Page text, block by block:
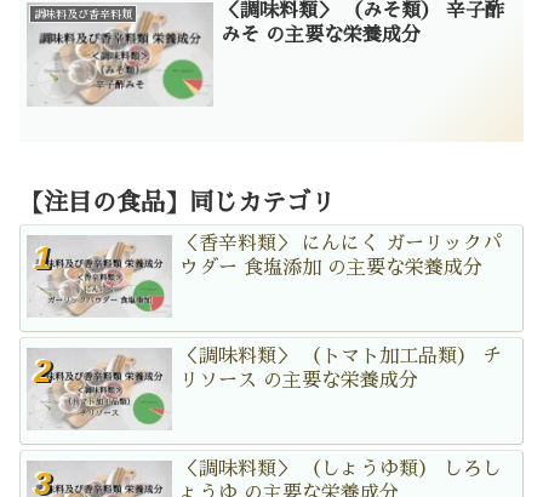
調味料及び香辛料類
＜調味料類＞ （みそ類） 辛子酢
みそ の主要な栄養成分
【注目の食品】同じカテゴリ
＜香辛料類＞ にんにく ガーリックパ
ウダー 食塩添加 の主要な栄養成分
＜調味料類＞ （トマト加工品類） チ
リソース の主要な栄養成分
＜調味料類＞ （しょうゆ類） しろし